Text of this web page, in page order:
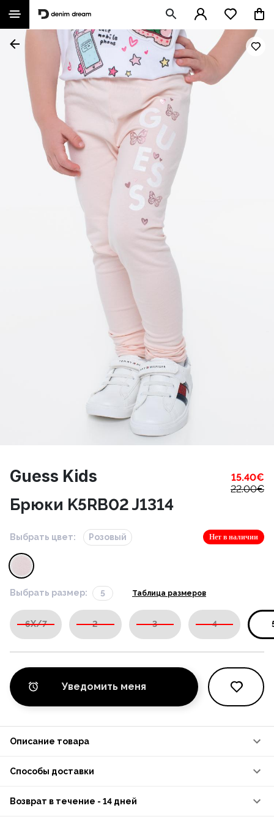
Guess Kids 15.40€
22.00€
Брюки K5RB02 J1314
Выбрать цвет: Розовый Нет в наличии
Выбрать размер: 5 Таблица размеров
6X/7 2 3 4
Уведомить меня
Описание товара
Способы доставки
Возврат в течение - 14 дней